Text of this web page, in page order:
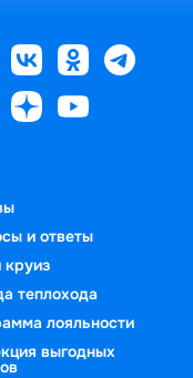
и ответы
круиз
теплохода
лояльности
выгодных